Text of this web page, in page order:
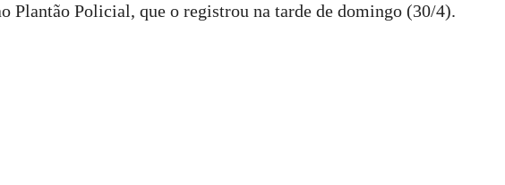
Plantão Policial, que o registrou na tarde de domingo (30/4).